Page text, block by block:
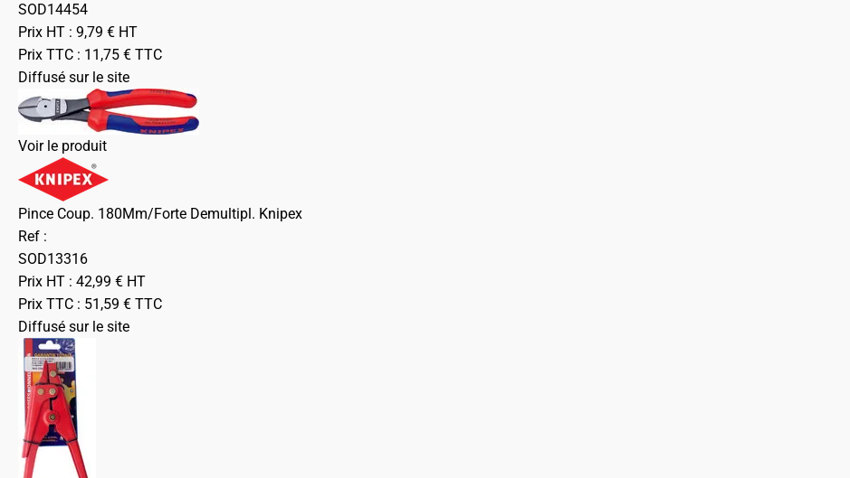
SOD14454
Prix HT : 9,79 € HT
Prix TTC : 11,75 € TTC
Diffusé sur le site
Voir le produit
Pince Coup. 180Mm/Forte Demultipl. Knipex
Ref :
SOD13316
Prix HT : 42,99 € HT
Prix TTC : 51,59 € TTC
Diffusé sur le site